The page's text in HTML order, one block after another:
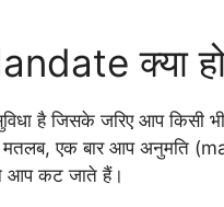
क्या
है जिसके जरिए आप किसी
एक बार आप अनुमति
कट जाते हैं।